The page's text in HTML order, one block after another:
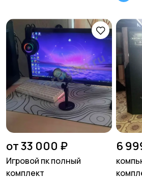
от 33 000 ₽
Игровой пк полный
комплект
6